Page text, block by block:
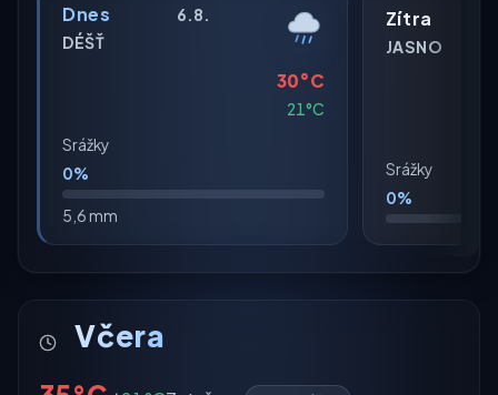
Dnes
6.8.
DÉŠŤ
30°C
21°C
Srážky
0%
5,6 mm
Zítra
JASNO
Srážky
0%
Včera